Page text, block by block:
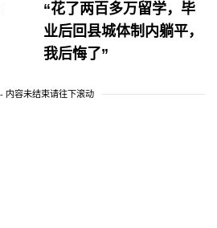
“花了两百多万留学，毕
业后回县城体制内躺平，
我后悔了”
内容未结束请往下滚动